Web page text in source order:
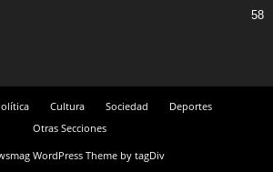
58
Cultura Sociedad
Deportes
Otras Secciones
WordPress Theme by tagDiv